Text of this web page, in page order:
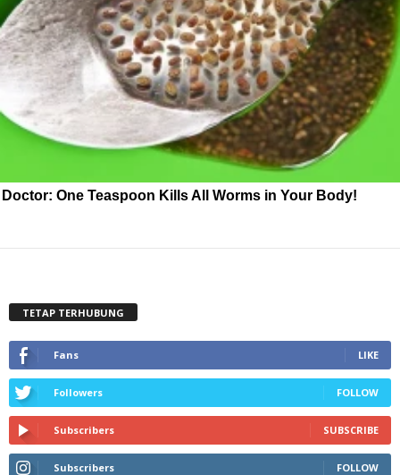
Doctor: One Teaspoon Kills All Worms in Your Body!
TETAP TERHUBUNG
Fans LIKE
Followers FOLLOW
Subscribers SUBSCRIBE
Subscribers FOLLOW